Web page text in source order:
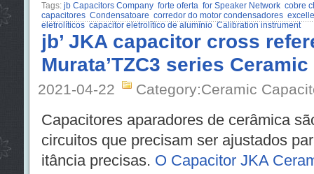
Tags: jb Capacitors Company forte oferta for Speaker Network cobre
capacitores Condensatoare corredor do motor condensadores
eletrolíticos capacitor eletrolítico de alumínio Calibration instrument
jb’ JKA capacitor cross
Murata’TZC3 series
2021-04-22 Category:Ceramic
Capacitores aparadores de cerâmica
circuitos que precisam ser ajustados
itância precisas. O Capacitor JKA